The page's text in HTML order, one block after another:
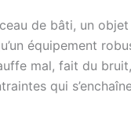
de bâti, un
équipement
mal, fait du
qui